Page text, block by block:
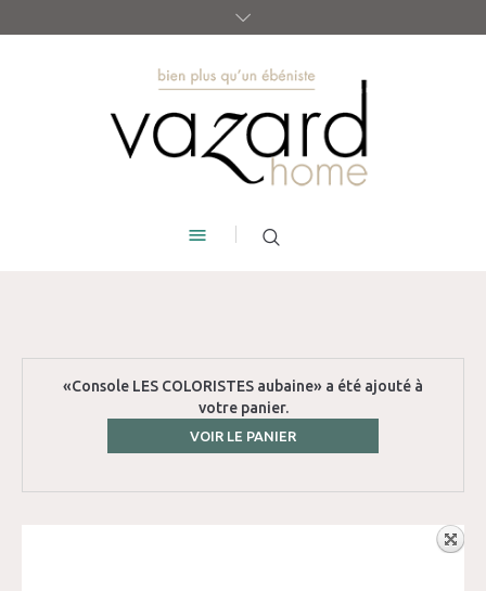
«Console LES COLORISTES aubaine» a été ajouté à
votre panier.
VOIR LE PANIER